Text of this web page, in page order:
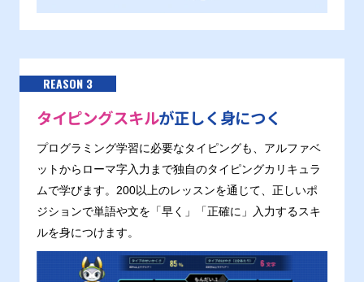
REASON 3
タイピングスキルが正しく身につく
プログラミング学習に必要なタイピングも、アルファベ
ットからローマ字入力まで独自のタイピングカリキュラ
ムで学びます。200以上のレッスンを通じて、正しいポ
ジションで単語や文を「早く」「正確に」入力するスキ
ルを身につけます。